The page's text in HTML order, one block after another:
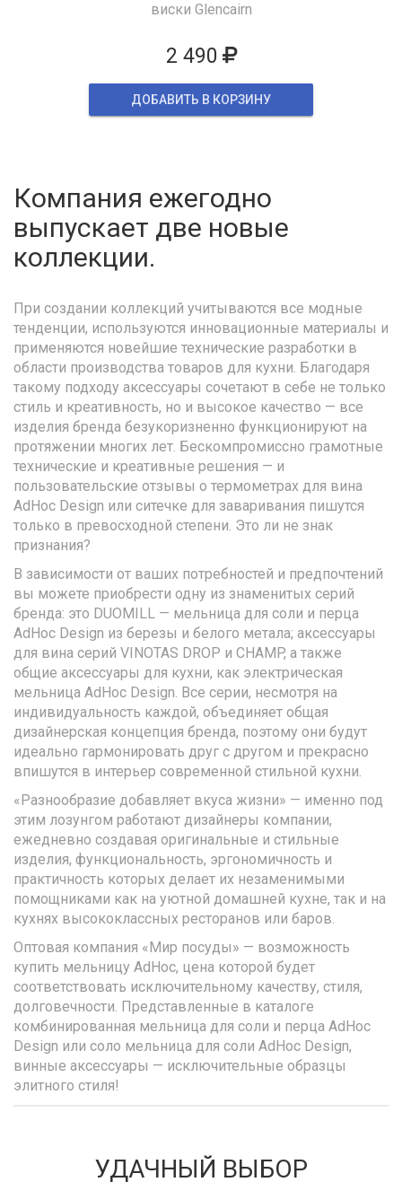
виски Glencairn
2 490
ДОБАВИТЬ В КОРЗИНУ
Компания ежегодно
выпускает две новые
коллекции.
При создании коллекций учитываются все модные
тенденции, используются инновационные материалы и
применяются новейшие технические разработки в
области производства товаров для кухни. Благодаря
такому подходу аксессуары сочетают в себе не только
стиль и креативность, но и высокое качество — все
изделия бренда безукоризненно функционируют на
протяжении многих лет. Бескомпромиссно грамотные
технические и креативные решения — и
пользовательские отзывы о термометрах для вина
AdHoc Design или ситечке для заваривания пишутся
только в превосходной степени. Это ли не знак
признания?
В зависимости от ваших потребностей и предпочтений
вы можете приобрести одну из знаменитых серий
бренда: это DUOMILL — мельница для соли и перца
AdHoc Design из березы и белого метала; аксессуары
для вина серий VINOTAS DROP и CHAMP, а также
общие аксессуары для кухни, как электрическая
мельница AdHoc Design. Все серии, несмотря на
индивидуальность каждой, объединяет общая
дизайнерская концепция бренда, поэтому они будут
идеально гармонировать друг с другом и прекрасно
впишутся в интерьер современной стильной кухни.
«Разнообразие добавляет вкуса жизни» — именно под
этим лозунгом работают дизайнеры компании,
ежедневно создавая оригинальные и стильные
изделия, функциональность, эргономичность и
практичность которых делает их незаменимыми
помощниками как на уютной домашней кухне, так и на
кухнях высококлассных ресторанов или баров.
Оптовая компания «Мир посуды» — возможность
купить мельницу AdHoc, цена которой будет
соответствовать исключительному качеству, стиля,
долговечности. Представленные в каталоге
комбинированная мельница для соли и перца AdHoc
Design или соло мельница для соли AdHoc Design,
винные аксессуары — исключительные образцы
элитного стиля!
УДАЧНЫЙ ВЫБОР